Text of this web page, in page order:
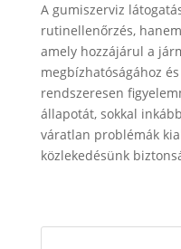
A gumiszerviz
rutinellenőrzés,
amely hozzájárul a
megbízhatóságához
rendszeresen
állapotát, sokkal
váratlan problémák
közlekedésünk